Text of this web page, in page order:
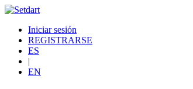
Iniciar sesión
REGISTRARSE
ES
|
EN